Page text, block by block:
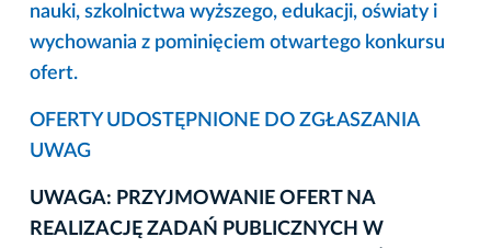
nauki, szkolnictwa wyższego, edukacji, oświaty i
wychowania z pominięciem otwartego konkursu
ofert.
OFERTY UDOSTĘPNIONE DO ZGŁASZANIA
UWAG
UWAGA: PRZYJMOWANIE OFERT NA
REALIZACJĘ ZADAŃ PUBLICZNYCH W